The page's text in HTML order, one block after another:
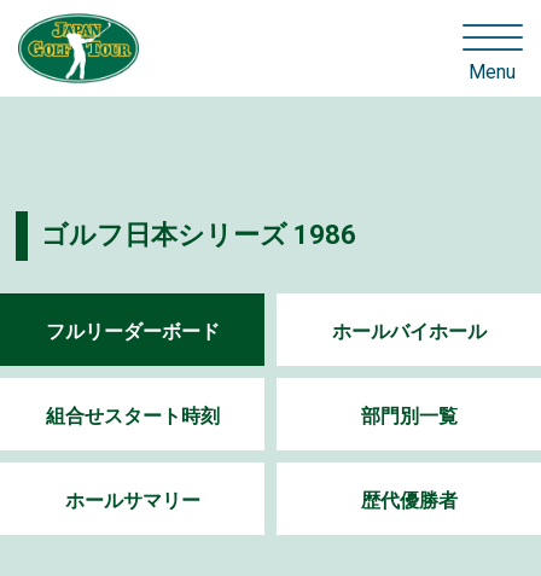
Menu
ゴルフ日本シリーズ 1986
フルリーダーボード ホールバイホール
組合せスタート時刻 部門別一覧
ホールサマリー 歴代優勝者